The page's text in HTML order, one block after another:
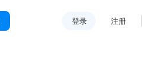
登录 注册